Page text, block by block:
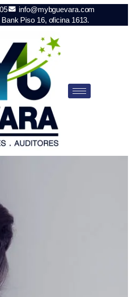
info@mybguevara.com
Piso 16, oficina 1613.